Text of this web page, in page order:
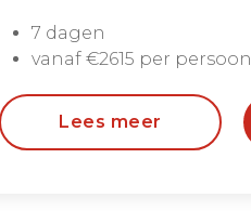
7 dagen
vanaf €2615 per persoon
Lees meer